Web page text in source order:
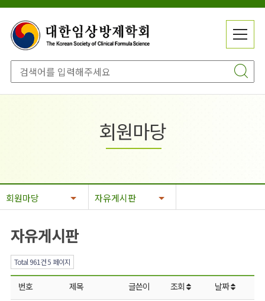
전
메
뉴
메
기
회원마당
회원마당 자유게시판
자유게시판
Total 961건5 페이지
번호 제목 글쓴이 조회 날짜